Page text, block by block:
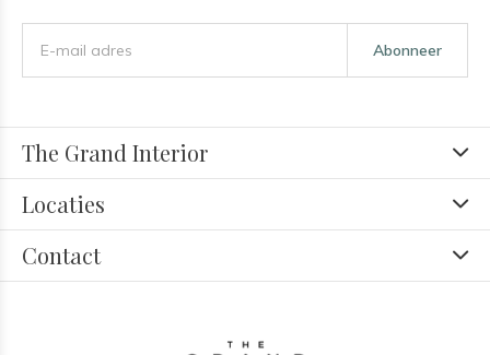
Abonneer
The Grand Interior
Locaties
Contact